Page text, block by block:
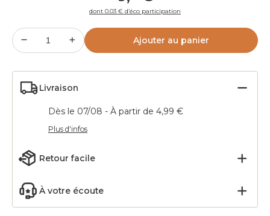
dont 0.03 € d’éco participation
Ajouter au panier
Livraison
Dès le 07/08 - À partir de 4,99 €
Plus d'infos
Retour facile
À votre écoute